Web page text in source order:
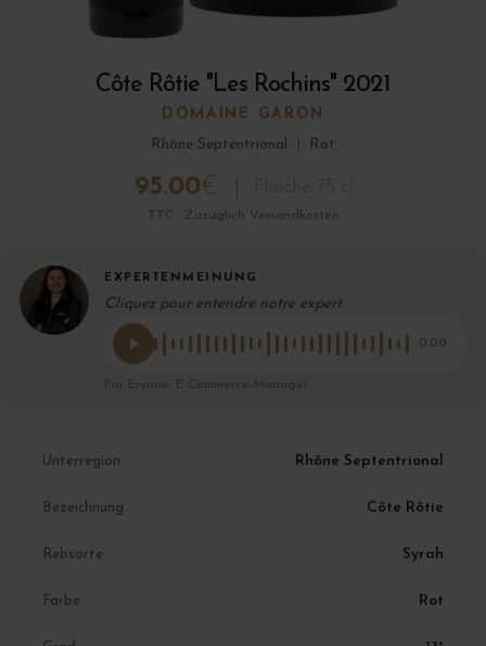
Côte Rôtie "Les Rochins" 2021
DOMAINE GARON
Rhône Septentrional
Rot
95.00€ Flasche 75 cl
TTC · Zuzüglich Versandkosten
EXPERTENMEINUNG
Cliquez pour entendre notre expert
0:00
Par Eryane, E-Commerce-Manager
Unterregion Rhône Septentrional
Bezeichnung Côte Rôtie
Rebsorte Syrah
Farbe Rot